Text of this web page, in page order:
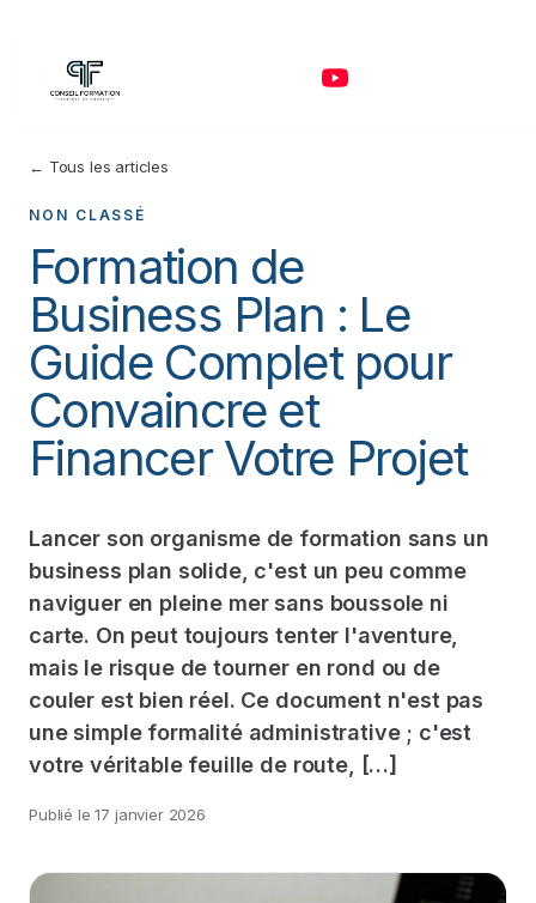
← Tous les articles
NON CLASSÉ
Formation de
Business Plan : Le
Guide Complet pour
Convaincre et
Financer Votre Projet
Lancer son organisme de formation sans un
business plan solide, c'est un peu comme
naviguer en pleine mer sans boussole ni
carte. On peut toujours tenter l'aventure,
mais le risque de tourner en rond ou de
couler est bien réel. Ce document n'est pas
une simple formalité administrative ; c'est
votre véritable feuille de route, […]
Publié le17 janvier 2026